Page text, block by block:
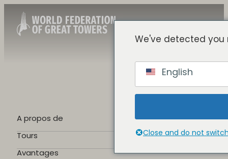
English
Portuguese
A propos de
Tours
Avantages
We've detected
English
Close and do not